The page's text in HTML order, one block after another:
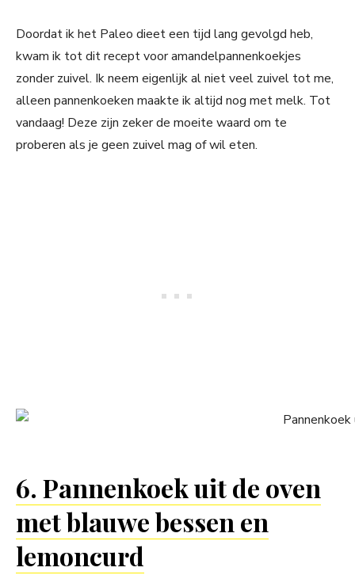
Doordat ik het Paleo dieet een tijd lang gevolgd heb,
kwam ik tot dit recept voor amandelpannenkoekjes
zonder zuivel. Ik neem eigenlijk al niet veel zuivel tot me,
alleen pannenkoeken maakte ik altijd nog met melk. Tot
vandaag! Deze zijn zeker de moeite waard om te
proberen als je geen zuivel mag of wil eten.
6. Pannenkoek uit de oven
met blauwe bessen en
lemoncurd